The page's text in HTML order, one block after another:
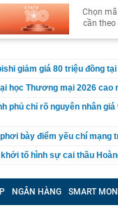
Chọn mã
cần theo
giảm giá 80 triệu đồng
học Thương mại 2026 cao
phủ chỉ rõ nguyên nhân
bày điểm yếu chí mạng
khởi tố hình sự cai thầu
nghị chuyển cơ quan điều
NGÂN HÀNG SMART